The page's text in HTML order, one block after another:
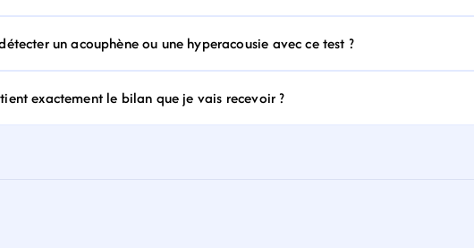
un acouphène ou une hyperacousie avec ce test ?
exactement le bilan que je vais recevoir ?